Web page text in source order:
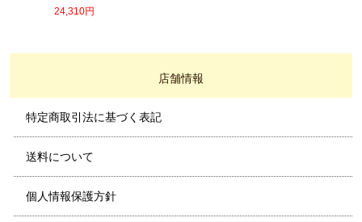
24,310円
店舗情報
特定商取引法に基づく表記
送料について
個人情報保護方針